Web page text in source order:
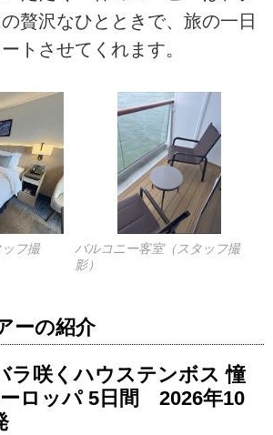
贅沢なひとときで、旅の一日
トさせてくれます。
フ撮
バルコニー客室（スタッフ撮
影）
ーの紹介
ラ咲くハウステンボス 憧
ロッパ 5日間 2026年10